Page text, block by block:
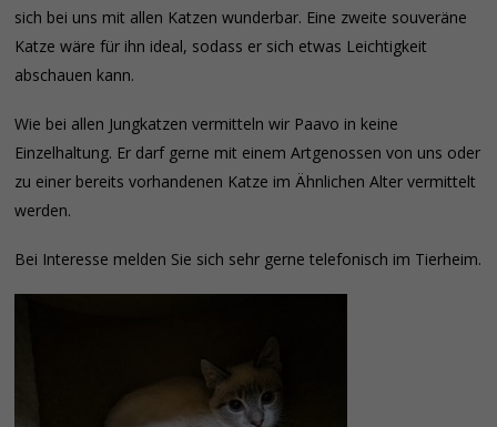
sich bei uns mit allen Katzen wunderbar. Eine zweite souveräne
Katze wäre für ihn ideal, sodass er sich etwas Leichtigkeit
abschauen kann.
Wie bei allen Jungkatzen vermitteln wir Paavo in keine
Einzelhaltung. Er darf gerne mit einem Artgenossen von uns oder
zu einer bereits vorhandenen Katze im Ähnlichen Alter vermittelt
werden.
Bei Interesse melden Sie sich sehr gerne telefonisch im Tierheim.